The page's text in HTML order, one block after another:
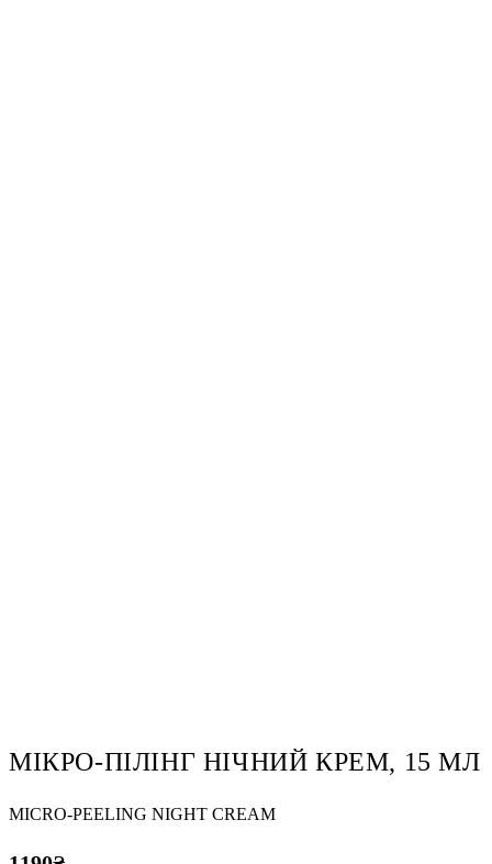
МІКРО-ПІЛІНГ НІЧНИЙ КРЕМ, 15 МЛ
MICRO-PEELING NIGHT CREAM